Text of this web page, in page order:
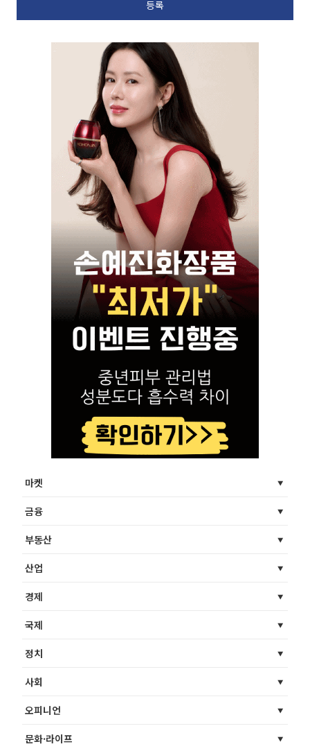
마켓
금융
부동산
산업
경제
국제
정치
사회
오피니언
문화·라이프